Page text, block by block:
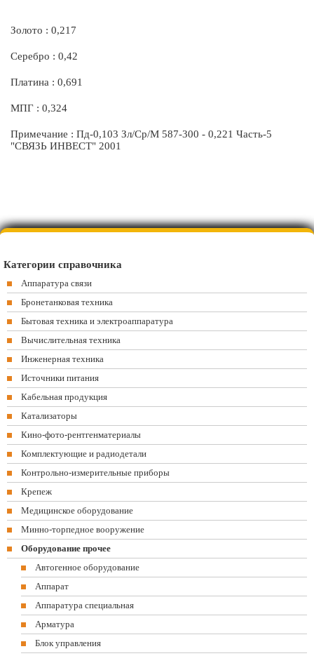
Золото : 0,217
Серебро : 0,42
Платина : 0,691
МПГ : 0,324
Примечание : Пд-0,103 Зл/Ср/М 587-300 - 0,221 Часть-5
"СВЯЗЬ ИНВЕСТ" 2001
Категории справочника
Аппаратура связи
Бронетанковая техника
Бытовая техника и электроаппаратура
Вычислительная техника
Инженерная техника
Источники питания
Кабельная продукция
Катализаторы
Кино-фото-рентгенматериалы
Комплектующие и радиодетали
Контрольно-измерительные приборы
Крепеж
Медицинское оборудование
Минно-торпедное вооружение
Оборудование прочее
Автогенное оборудование
Аппарат
Аппаратура специальная
Арматура
Блок управления